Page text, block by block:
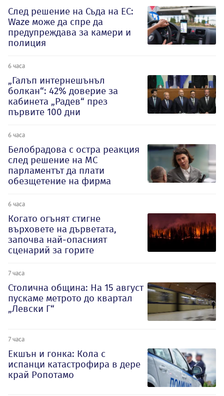
След решение на Съда на ЕС:
Waze може да спре да
предупреждава за камери и
полиция
6 часа
„Галъп интернешънъл
болкан“: 42% доверие за
кабинета „Радев“ през
първите 100 дни
6 часа
Белобрадова с остра реакция
след решение на МС
парламентът да плати
обезщетение на фирма
6 часа
Когато огънят стигне
върховете на дърветата,
започва най-опасният
сценарий за горите
7 часа
Столична община: На 15 август
пускаме метрото до квартал
„Левски Г“
7 часа
Екшън и гонка: Кола с
испанци катастрофира в дере
край Ропотамо